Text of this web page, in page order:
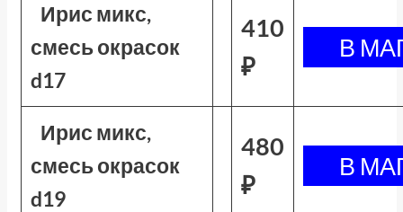
Ирис микс,
смесь окрасок
d17
410
₽
Ирис микс,
смесь окрасок
d19
480
₽